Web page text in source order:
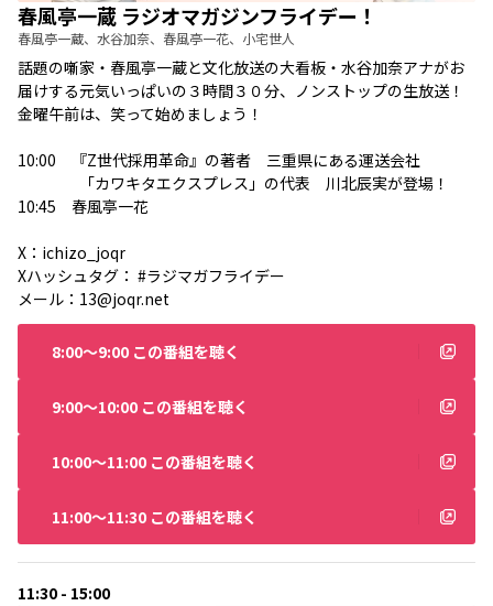
春風亭一蔵 ラジオマガジンフライデー！
春風亭一蔵、水谷加奈、春風亭一花、小宅世人
話題の噺家・春風亭一蔵と文化放送の大看板・水谷加奈アナがお
届けする元気いっぱいの３時間３０分、ノンストップの生放送！
金曜午前は、笑って始めましょう！
10:00 『Z世代採用革命』の著者 三重県にある運送会社
「カワキタエクスプレス」の代表 川北辰実が登場！
10:45 春風亭一花
X： ichizo_joqr
Xハッシュタグ： #ラジマガフライデー
メール： 13@joqr.net
8:00〜9:00 この番組を聴く
9:00〜10:00 この番組を聴く
10:00〜11:00 この番組を聴く
11:00〜11:30 この番組を聴く
11:30 - 15:00